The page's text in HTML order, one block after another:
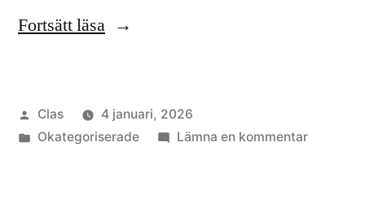
Fortsätt läsa”Krydda
med
Publicerat
av
Clas
4 januari, 2026
Publicerat
Okategoriserade Lämna en kommentartill